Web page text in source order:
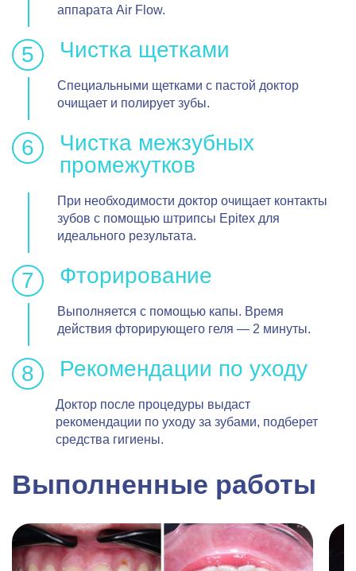
аппарата Air Flow.
Чистка щетками
Специальными щетками с пастой доктор
очищает и полирует зубы.
Чистка межзубных
промежутков
При необходимости доктор очищает контакты
зубов с помощью штрипсы Epitex для
идеального результата.
Фторирование
Выполняется с помощью капы. Время
действия фторирующего геля — 2 минуты.
Рекомендации по уходу
Доктор после процедуры выдаст
рекомендации по уходу за зубами, подберет
средства гигиены.
Выполненные работы